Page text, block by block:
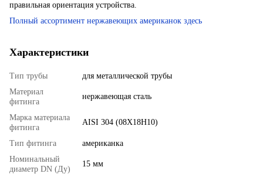
правильная ориентация устройства.
Полный ассортимент нержавеющих американок здесь
Характеристики
Тип трубы
для металлической трубы
Материал
фитинга
нержавеющая сталь
Марка материала
фитинга
AISI 304 (08X18H10)
Тип фитинга
американка
Номинальный
диаметр DN (Ду)
15 мм